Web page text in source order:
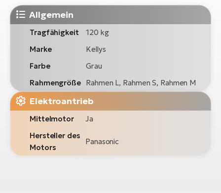
Allgemein
Tragfähigkeit
120 kg
Marke
Kellys
Farbe
Grau
Rahmengröße Rahmen L, Rahmen S, Rahmen M
Elektroantrieb
Mittelmotor
Ja
Hersteller des
Motors
Panasonic